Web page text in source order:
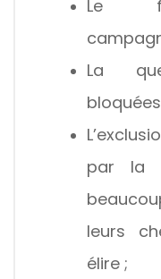
Le
La
par la
leurs
élire ;